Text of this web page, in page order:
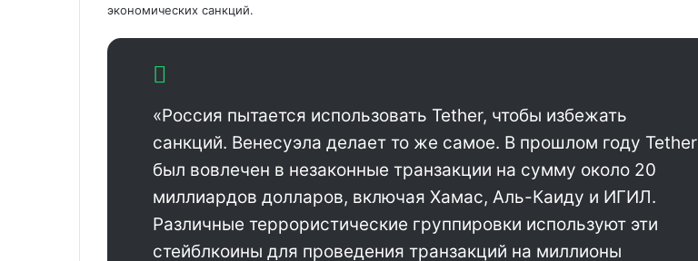
экономических санкций.
«Россия пытается использовать Tether, чтобы избежать
санкций. Венесуэла делает то же самое. В прошлом году Tether
был вовлечен в незаконные транзакции на сумму около 20
миллиардов долларов, включая Хамас, Аль-Каиду и ИГИЛ.
Различные террористические группировки используют эти
стейблкоины для проведения транзакций на миллионы